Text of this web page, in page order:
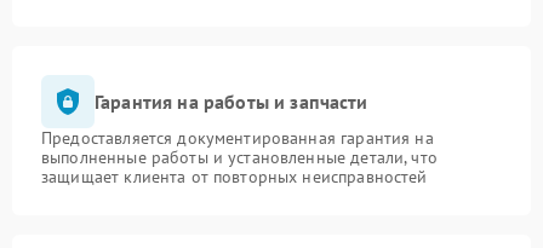
Гарантия на работы и запчасти
Предоставляется документированная гарантия на
выполненные работы и установленные детали, что
защищает клиента от повторных неисправностей